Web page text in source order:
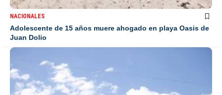
NACIONALES
Adolescente de 15 años muere ahogado en playa Oasis de
Juan Dolio